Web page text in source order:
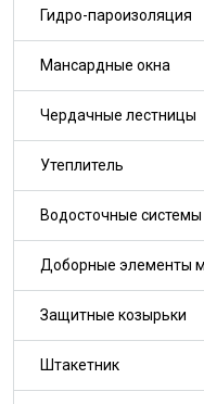
Гидро-пароизоляция
Мансардные окна
Чердачные лестницы
Утеплитель
Водосточные системы
Доборные элементы
Защитные козырьки
Штакетник